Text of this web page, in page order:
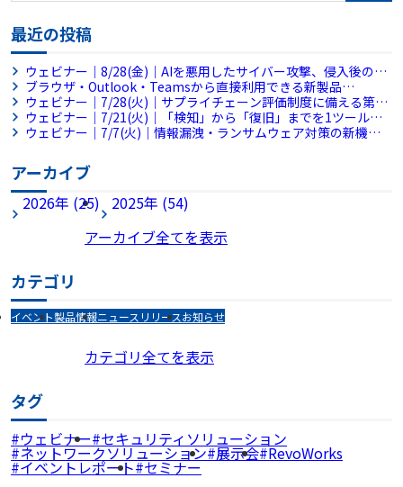
最近の投稿
ウェビナー｜8/28(金)｜AIを悪用したサイバー攻撃、侵入後の被
害拡大をどう防ぐ？～侵入後の横展開を平均38分で封じ込めるフ
ルマネージドMDRとは～
ブラウザ・Outlook・Teamsから直接利用できる新製品
「RevoWorks Sanitize Browser」「RevoWorks Sanitize
Apps」を販売開始
ウェビナー｜7/28(火)｜サプライチェーン評価制度に備える第一
歩 AIで始める社内セキュリティ規程チェック【アンコール配
信】
ウェビナー｜7/21(火)｜「検知」から「復旧」までを1ツールで
完結。情シス不足の企業を救う『MDR×バックアップ』統合ア
ウェビナー｜7/7(火)｜情報漏洩・ランサムウェア対策の新機軸
アーカイブ
2026年 (25)
2025年 (54)
アーカイブ全てを表示
カテゴリ
イベント製品情報ニュースリリースお知らせ
カテゴリ全てを表示
タグ
ウェビナー セキュリティソリューション
ネットワークソリューション 展示会 RevoWorks
イベントレポート セミナー